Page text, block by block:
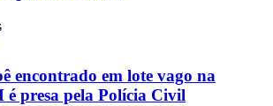
encontrado em lote vago na
é presa pela Polícia Civil